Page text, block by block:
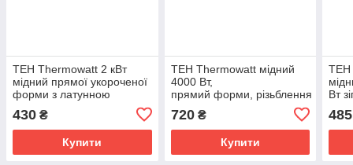
ТЕН Thermowatt 2 кВт
мідний прямої укороченої
форми з латунною
мм, Медь, Італія
430 ₴
Купити
ТЕН Thermowatt мідний
4000 Вт,
прямий форми, різьблення
720₴
Купити
ТЕН
Вт
485